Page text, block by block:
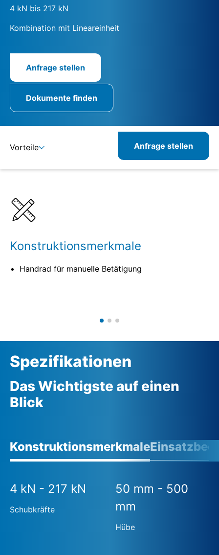
4 kN bis 217 kN
Kombination mit Lineareinheit
Anfrage stellen
Dokumente finden
Vorteile
Kombinierbare Produkte
Anfrage stellen
Konstruktionsmerkmale
Handrad für manuelle Betätigung
Spezifikationen
Das Wichtigste auf einen
Blick
Konstruktionsmerkmale
4 kN - 217 kN
Schubkräfte
50 mm - 500
mm
Hübe